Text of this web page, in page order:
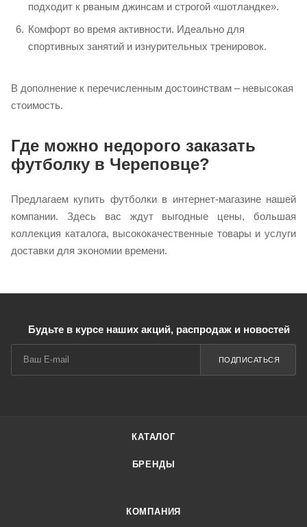
подходит к рваным джинсам и строгой «шотландке».
Комфорт во время активности. Идеально для
спортивных занятий и изнурительных тренировок.
В дополнение к перечисленным достоинствам – невысокая
стоимость.
Где можно недорого заказать
футболку в Череповце?
Предлагаем купить футболки в интернет-магазине нашей
компании. Здесь вас ждут выгодные цены, большая
коллекция каталога, высококачественные товары и услуги
доставки для экономии времени.
Будьте в курсе наших акций, распродаж и новостей
ПОДПИСАТЬСЯ
КАТАЛОГ
БРЕНДЫ
КОМПАНИЯ